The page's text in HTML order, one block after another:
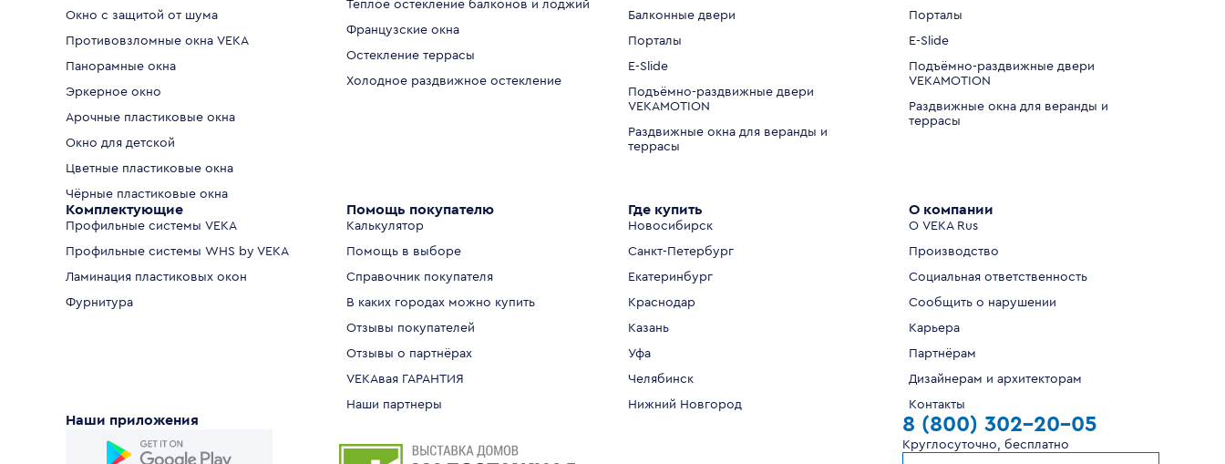
Окно с защитой от шума
Противовзломные окна VEKA
Панорамные окна
Эркерное окно
Арочные пластиковые окна
Окно для детской
Цветные пластиковые окна
Чёрные пластиковые окна
Теплое остекление балконов и лоджий
Французские окна
Остекление террасы
Холодное раздвижное остекление
Балконные двери
Порталы
E-Slide
Подъёмно-раздвижные двери
VEKAMOTION
Раздвижные окна для веранды и
террасы
Порталы
E-Slide
Подъёмно-раздвижные двери
VEKAMOTION
Раздвижные окна для веранды и
террасы
Комплектующие
Профильные системы VEKA
Профильные системы WHS by VEKA
Ламинация пластиковых окон
Фурнитура
Помощь покупателю
Калькулятор
Помощь в выборе
Справочник покупателя
В каких городах можно купить
Отзывы покупателей
Отзывы о партнёрах
VEKAвая ГАРАНТИЯ
Наши партнеры
Где купить
Новосибирск
Санкт-Петербург
Екатеринбург
Краснодар
Казань
Уфа
Челябинск
Нижний Новгород
О компании
О VEKA Rus
Производство
Социальная ответственность
Сообщить о нарушении
Карьера
Партнёрам
Дизайнерам и архитекторам
Контакты
Наши приложения 8 (800) 302-20-05
Круглосуточно, бесплатно